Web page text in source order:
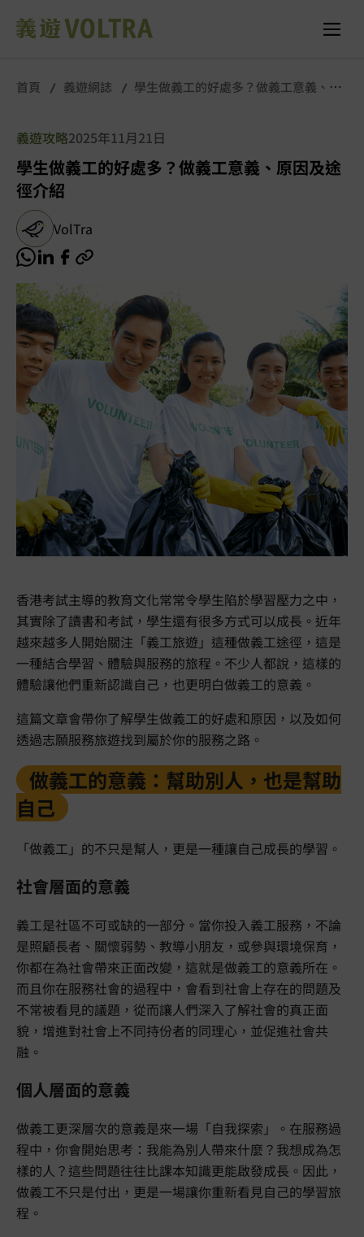
首頁 義遊網誌
學生做義工的好處多？做義工意義、原
義遊攻略2025年11月21日
學生做義工的好處多？做義工意義、原因及途
徑介紹
VolTra
香港考試主導的教育文化常常令學生陷於學習壓力之中，
其實除了讀書和考試，學生還有很多方式可以成長。近年
越來越多人開始關注「義工旅遊」這種做義工途徑，這是
一種結合學習、體驗與服務的旅程。不少人都說，這樣的
體驗讓他們重新認識自己，也更明白做義工的意義。
這篇文章會帶你了解學生做義工的好處和原因，以及如何
透過志願服務旅遊找到屬於你的服務之路。
做義工的意義：幫助別人，也是幫助
自己
「做義工」的不只是幫人，更是一種讓自己成長的學習。
社會層面的意義
義工是社區不可或缺的一部分。當你投入義工服務，不論
是照顧長者、關懷弱勢、教導小朋友，或參與環境保育，
你都在為社會帶來正面改變，這就是做義工的意義所在。
而且你在服務社會的過程中，會看到社會上存在的問題及
不常被看見的議題，從而讓人們深入了解社會的真正面
貌，增進對社會上不同持份者的同理心，並促進社會共
融。
個人層面的意義
做義工更深層次的意義是來一場「自我探索」。在服務過
程中，你會開始思考：我能為別人帶來什麼？我想成為怎
樣的人？這些問題往往比課本知識更能啟發成長。因此，
做義工不只是付出，更是一場讓你重新看見自己的學習旅
程。